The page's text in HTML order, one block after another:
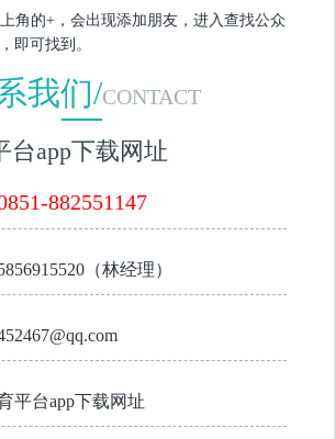
的+，会出现添加朋友，进入查找公众
即可找到。
我们/CONTACT
台app下载网址
882551147
（林经理）
平台app下载网址